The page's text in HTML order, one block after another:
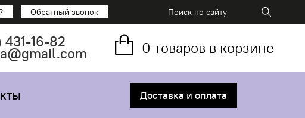
Обратный звонок
431-16-82 0 товаров в корзине
Доставка и оплата